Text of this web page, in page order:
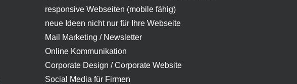
responsive Webseiten (mobile fähig)
neue Ideen nicht nur für Ihre Webseite
Mail Marketing / Newsletter
Online Kommunikation
Corporate Design / Corporate Website
Social Media für Firmen